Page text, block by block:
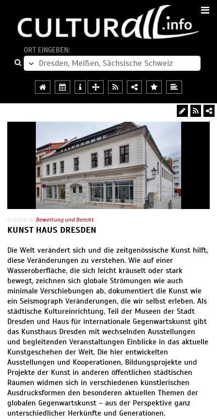
ORT EINGEBEN:
Bewertung und Bericht
KUNST HAUS DRESDEN
Die Welt verändert sich und die zeitgenössische Kunst hilft,
diese Veränderungen zu verstehen. Wie auf einer
Wasseroberfläche, die sich leicht kräuselt oder stark
bewegt, zeichnen sich globale Strömungen wie auch
minimale Verschiebungen ab, dokumentiert die Kunst wie
ein Seismograph Veränderungen, die wir selbst erleben. Als
städtische Kultureinrichtung, Teil der Museen der Stadt
Dresden und Haus für internationale Gegenwartskunst gibt
das Kunsthaus Dresden mit wechselnden Ausstellungen
und begleitenden Veranstaltungen Einblicke in das aktuelle
Kunstgeschehen der Welt. Die hier entwickelten
Ausstellungen und Kooperationen, Bildungsprojekte und
Projekte der Kunst in anderen öffentlichen städtischen
Räumen widmen sich in verschiedenen künstlerischen
Ausdrucksformen den besonderen aktuellen Themen der
globalen Gegenwartskunst – aus der Perspektive ganz
unterschiedlicher Herkünfte und Generationen.